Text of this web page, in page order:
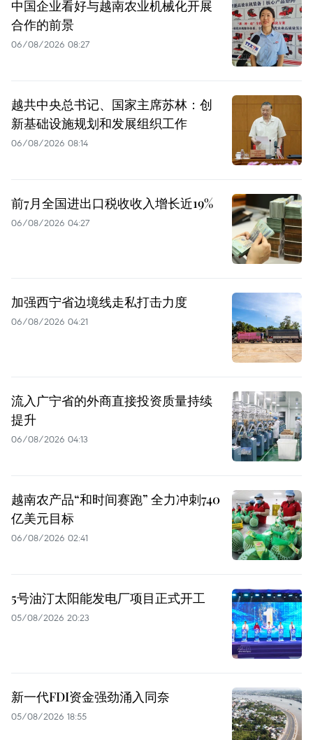
中国企业看好与越南农业机械化开展
合作的前景
06/08/2026 08:27
越共中央总书记、国家主席苏林：创
新基础设施规划和发展组织工作
06/08/2026 08:14
前7月全国进出口税收收入增长近19%
06/08/2026 04:27
加强西宁省边境线走私打击力度
06/08/2026 04:21
流入广宁省的外商直接投资质量持续
提升
06/08/2026 04:13
越南农产品“和时间赛跑” 全力冲刺740
亿美元目标
06/08/2026 02:41
5号油汀太阳能发电厂项目正式开工
05/08/2026 20:23
新一代FDI资金强劲涌入同奈
05/08/2026 18:55